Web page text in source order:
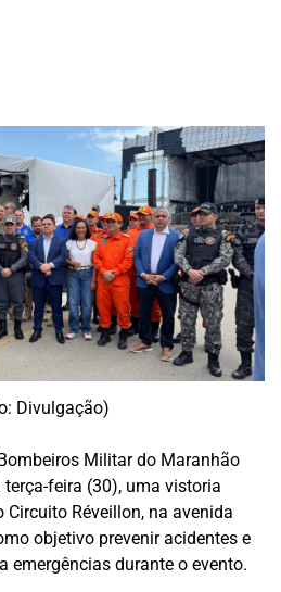
Divulgação)
Militar do Maranhão
feira (30), uma vistoria
Réveillon, na avenida
objetivo prevenir acidentes e
emergências durante o evento.